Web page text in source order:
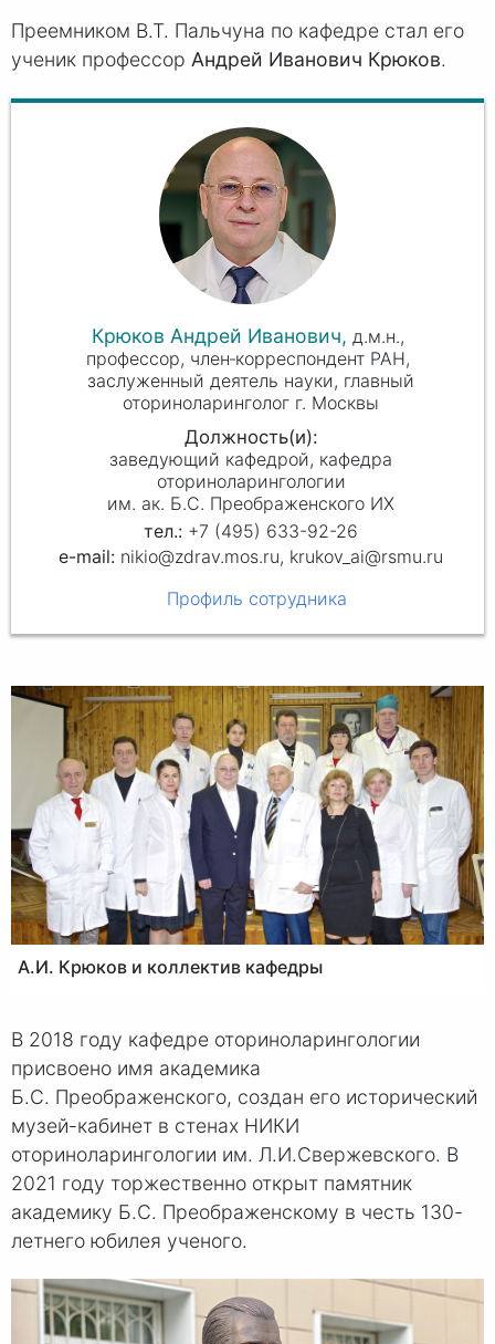
Преемником В.Т. Пальчуна по кафедре стал его
ученик профессор Андрей Иванович Крюков.
Крюков Андрей Иванович, д.м.н.,
профессор, член‑корреспондент РАН,
заслуженный деятель науки, главный
оториноларинголог г. Москвы
заведующий кафедрой, кафедра
оториноларингологии
им. ак. Б.С. Преображенского ИХ
+7 (495) 633-92-26
nikio@zdrav.mos.ru, krukov_ai@rsmu.ru
Профиль сотрудника
А.И. Крюков и коллектив кафедры
В 2018 году кафедре оториноларингологии
присвоено имя академика
Б.С. Преображенского, создан его исторический
музей-кабинет в стенах НИКИ
оториноларингологии им. Л.И.Свержевского. В
2021 году торжественно открыт памятник
академику Б.С. Преображенскому в честь 130-
летнего юбилея ученого.